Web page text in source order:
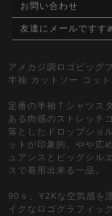
お問い合わせ
友達にメールですす
アメカジ調ロゴビッグ
半袖 カットソー コット
定番の半袖Ｔシャツス
ある肉感のストレッチ
落としたドロップショ
ットが印象的。やや広
ュアンスとビッグシル
スで着用出来る一品。
90ｓ、Y2Kな空気感を
イクなロゴグラフィッ